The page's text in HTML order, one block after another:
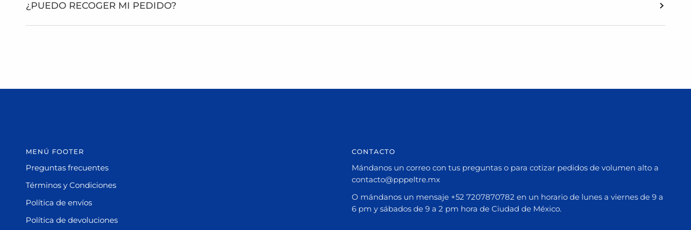
¿PUEDO RECOGER MI PEDIDO?
MENÚ FOOTER
Preguntas frecuentes
Términos y Condiciones
Política de envíos
Política de devoluciones
CONTACTO
Mándanos un correo con tus preguntas o para cotizar pedidos de volumen alto a
contacto@pppeltre.mx
O mándanos un mensaje +52 7207870782 en un horario de lunes a viernes de 9 a
6 pm y sábados de 9 a 2 pm hora de Ciudad de México.